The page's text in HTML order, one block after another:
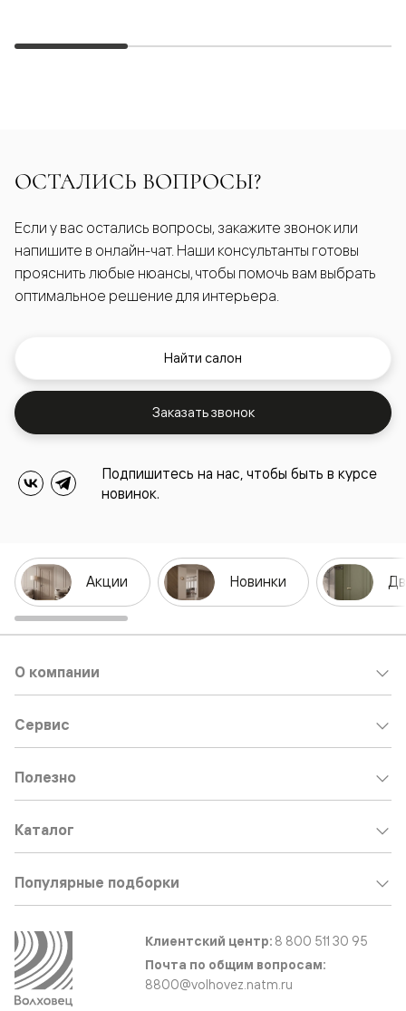
ОСТАЛИСЬ ВОПРОСЫ?
Если у вас остались вопросы, закажите звонок или
напишите в онлайн-чат. Наши консультанты готовы
прояснить любые нюансы, чтобы помочь вам выбрать
оптимальное решение для интерьера.
Найти салон
Заказать звонок
Подпишитесь на нас, чтобы быть в курсе
новинок.
Акции Новинки
О компании
Сервис
Полезно
Каталог
Популярные подборки
Клиентский центр: 8 800 511 30 95
Почта по общим вопросам:
8800@volhovez.natm.ru